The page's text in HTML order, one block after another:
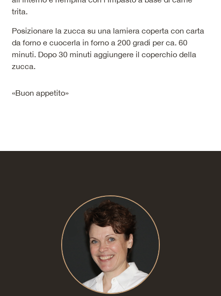
trita.
Posizionare la zucca su una lamiera coperta con carta
da forno e cuocerla in forno a 200 gradi per ca. 60
minuti. Dopo 30 minuti aggiungere il coperchio della
zucca.
«Buon appetito»